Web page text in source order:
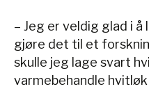
– Jeg er veldig glad i
gjøre det til et
skulle jeg lage svart
varmebehandle